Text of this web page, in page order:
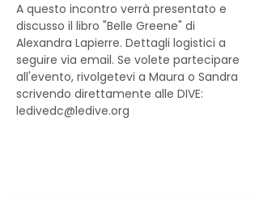
A questo incontro verrà presentato e
discusso il libro "Belle Greene" di
Alexandra Lapierre. Dettagli logistici a
seguire via email. Se volete partecipare
all'evento, rivolgetevi a Maura o Sandra
scrivendo direttamente alle DIVE:
ledivedc@ledive.org